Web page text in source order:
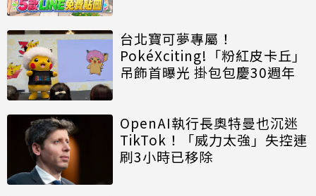
台北寶可夢專屬！
PokéXciting!「粉紅皮卡丘」
吊飾首曝光 掛包包慶30週年
OpenAI執行長奧特曼也沉迷
TikTok！「威力太強」失控連
刷3小時已移除